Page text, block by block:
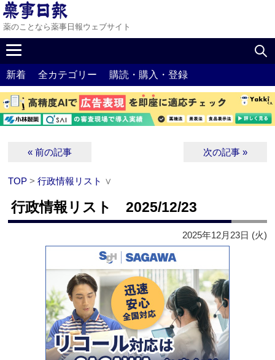
薬のことなら薬事日報ウェブサイト
新着 全カテゴリー 購読・購入・登録
« 前の記事 次の記事 »
TOP >行政情報リスト ∨
行政情報リスト 2025/12/23
2025年12月23日 (火)